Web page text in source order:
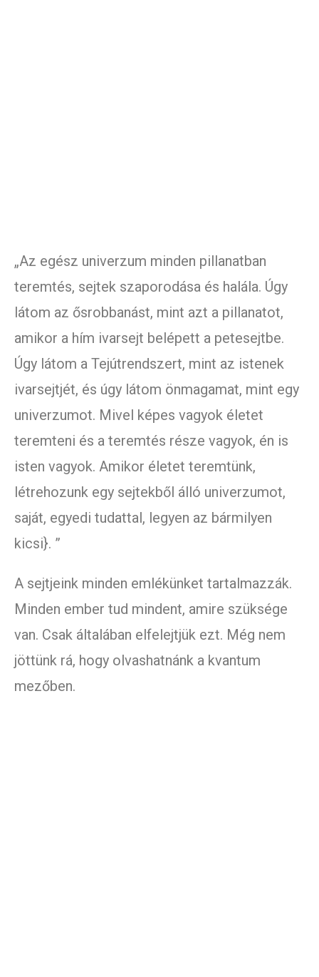
„Az egész univerzum minden pillanatban
teremtés, sejtek szaporodása és halála. Úgy
látom az ősrobbanást, mint azt a pillanatot,
amikor a hím ivarsejt belépett a petesejtbe.
Úgy látom a Tejútrendszert, mint az istenek
ivarsejtjét, és úgy látom önmagamat, mint egy
univerzumot. Mivel képes vagyok életet
teremteni és a teremtés része vagyok, én is
isten vagyok. Amikor életet teremtünk,
létrehozunk egy sejtekből álló univerzumot,
saját, egyedi tudattal, legyen az bármilyen
kicsi}. ”
A sejtjeink minden emlékünket tartalmazzák.
Minden ember tud mindent, amire szüksége
van. Csak általában elfelejtjük ezt. Még nem
jöttünk rá, hogy olvashatnánk a kvantum
mezőben.